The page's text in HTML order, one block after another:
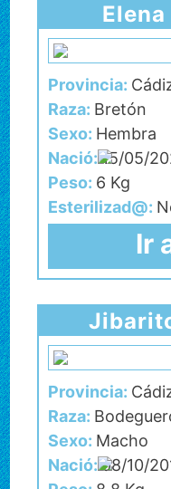
Elena
Provincia:
Raza: Bretón
Sexo: Hembra
Nació:15/05/
Peso: 6 Kg
Esterilizad@:
Ir
Provincia:
Raza:
Sexo: Macho
Nació:08/10/